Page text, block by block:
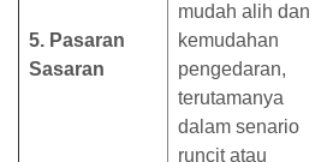
5. Pasaran
Sasaran
mudah alih dan
kemudahan
pengedaran,
terutamanya
dalam senario
runcit atau